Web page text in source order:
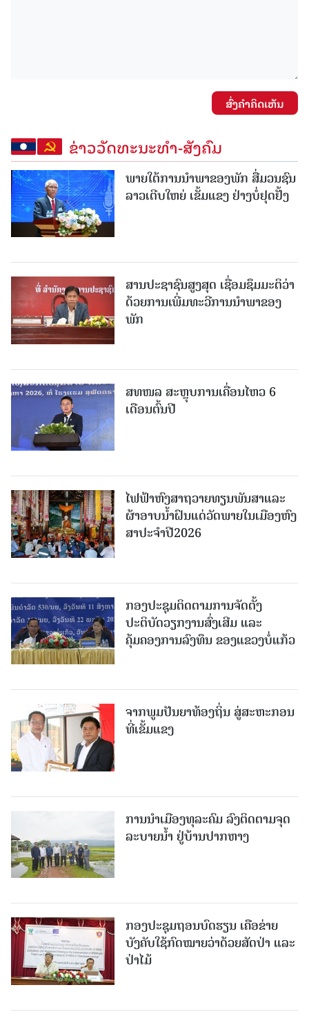
ສົ່ງຄໍາຄິດເຫັນ
ຂ່າວວັດທະນະທຳ-ສັງຄົມ
ພາຍໃຕ້ການນໍາພາຂອງພັກ ສື່ມວນຊົນ
ລາວເຕີບໃຫຍ່ ເຂັ້ມແຂງ ຢ່າງບໍ່ຢຸດຢັ້ງ
ສານປະຊາຊົນສູງສຸດ ເຊື່ອມຊຶມມະຕິວ່າ
ດ້ວຍການເພີ່ມທະວີການນຳພາຂອງ
ພັກ
ສທໜລ ສະຫຼຸບການເຄື່ອນໄຫວ 6
ເດືອນຕົ້ນປີ
ໄຟຟ້າຫົງສາຖວາຍທຽນພັນສາແລະ
ຜ້າອາບນໍ້າຝົນແດ່ວັດພາຍໃນເມືອງຫົງ
ສາປະຈໍາປີ2026
ກອງປະຊຸມຕິດຕາມການຈັດຕັ້ງ
ປະຕິບັດວຽກງານສົ່ງເສີມ ແລະ
ຄຸ້ມຄອງການລົງທຶນ ຂອງແຂວງບໍ່ແກ້ວ
ຈາກພູມປັນຍາທ້ອງຖິ່ນ ສູ່ສະຫະກອນ
ທີ່ເຂັ້ມແຂງ
ການນໍາເມືອງທຸລະຄົມ ລົງຕິດຕາມຈຸດ
ລະບາຍນໍ້າ ຢູ່ບ້ານປາກຫາງ
ກອງປະຊຸມຖອນບົດຮຽນ ເຄືອຂ່າຍ
ບັງຄັບໃຊ້ກົດໝາຍວ່າດ້ວຍສັດປ່າ ແລະ
ປ່າໄມ້